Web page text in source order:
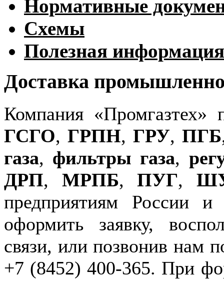
Нормативные
Схемы
Полезная информация
Доставка
Компания «Промгазтех»
ГСГО, ГРПН, ГРУ, ПГБ
газа, фильтры газа,
ДРП, МРПБ,ПУГ,
предприятиям России
оформить заявку,
связи, или позвонив нам
+7 (8452) 400-365. При